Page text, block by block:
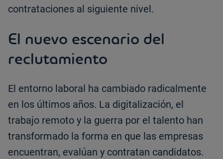
contrataciones al siguiente nivel.
El nuevo escenario del
reclutamiento
El entorno laboral ha cambiado radicalmente
en los últimos años. La digitalización, el
trabajo remoto y la guerra por el talento han
transformado la forma en que las empresas
encuentran, evalúan y contratan candidatos.